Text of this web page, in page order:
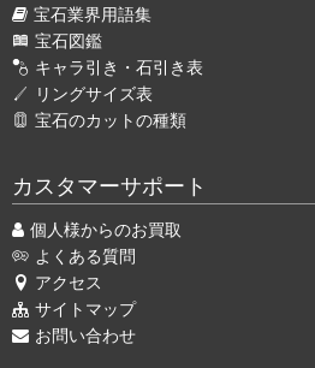
宝石業界用語集
宝石図鑑
キャラ引き・石引き表
リングサイズ表
宝石のカットの種類
カスタマーサポート
個人様からのお買取
よくある質問
アクセス
サイトマップ
お問い合わせ